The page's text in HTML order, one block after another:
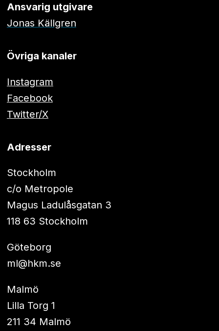
Ansvarig utgivare
Jonas Källgren
Övriga kanaler
Instagram
Facebook
Twitter/X
Adresser
Stockholm
c/o Metropole
Magus Ladulåsgatan 3
118 63 Stockholm
Göteborg
ml@hkm.se
Malmö
Lilla Torg 1
211 34 Malmö